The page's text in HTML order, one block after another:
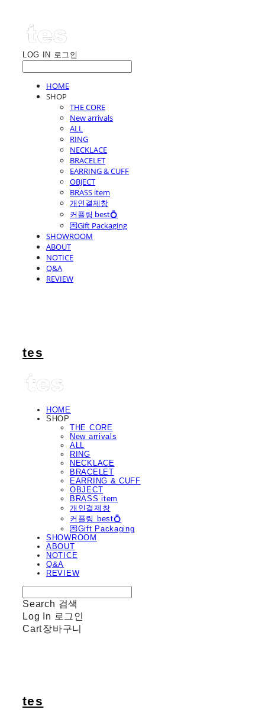
LOG IN 로그인
HOME
SHOP
THE CORE
New arrivals
ALL
RING
NECKLACE
BRACELET
EARRING & CUFF
OBJECT
BRASS item
개인결제창
커플링 best💍
💌Gift Packaging
SHOWROOM
ABOUT
NOTICE
Q&A
REVIEW
tes
HOME
SHOP
THE CORE
New arrivals
ALL
RING
NECKLACE
BRACELET
EARRING & CUFF
OBJECT
BRASS item
개인결제창
커플링 best💍
💌Gift Packaging
SHOWROOM
ABOUT
NOTICE
Q&A
REVIEW
Search 검색
Log In 로그인
Cart장바구니
tes